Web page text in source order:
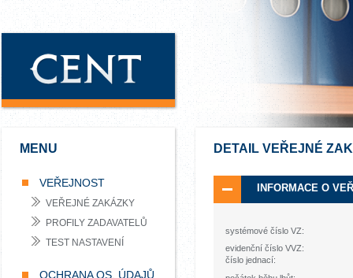
MENU
VEŘEJNOST
VEŘEJNÉ ZAKÁZKY
PROFILY ZADAVATELŮ
TEST NASTAVENÍ
OCHRANA OS. ÚDAJŮ
DETAIL VEŘEJNÉ
INFORMACE O
systémové číslo VZ:
evidenční číslo VVZ:
číslo jednací: